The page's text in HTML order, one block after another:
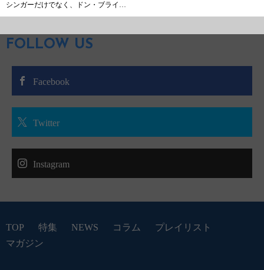
シンガーだけでなく、ドン・ブライ…
FOLLOW US
Facebook
Twitter
Instagram
TOP 特集 NEWS コラム
プレイリスト
マガジン